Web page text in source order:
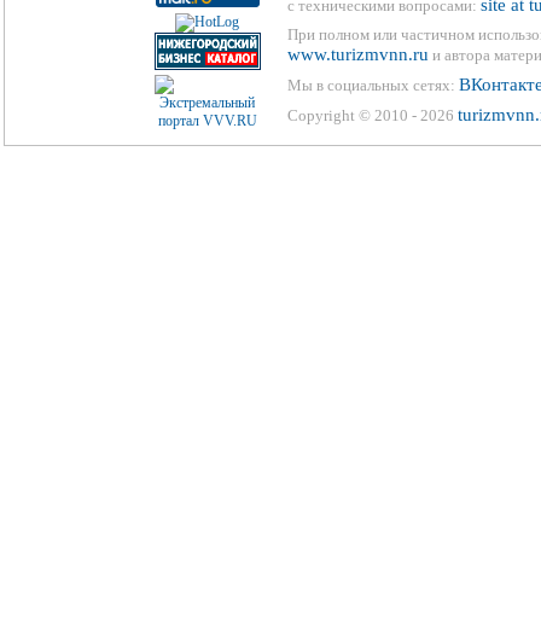
с техническими вопросами: site at
При полном или частичном
www.turizmvnn.ru и автора
Мы в социальных сетях:
Copyright © 2010 - 2026